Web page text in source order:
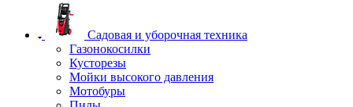
Садовая и уборочная техника
Газонокосилки
Кусторезы
Мойки высокого давления
Мотобуры